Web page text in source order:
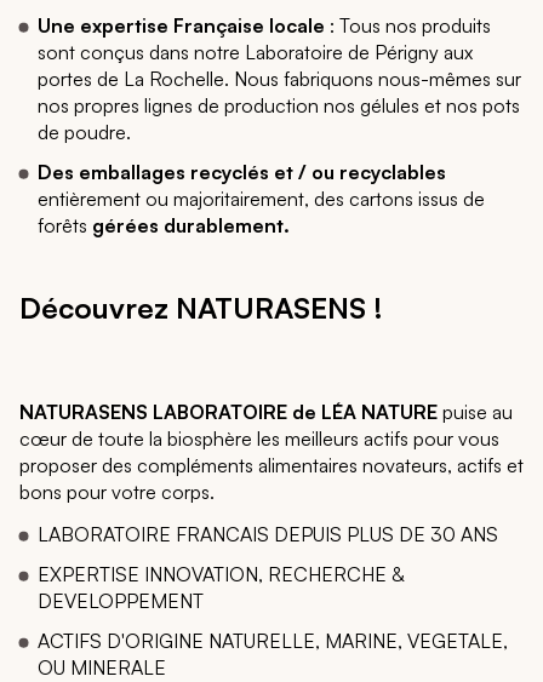
Une expertise Française locale : Tous nos produits
sont conçus dans notre Laboratoire de Périgny aux
portes de La Rochelle. Nous fabriquons nous-mêmes sur
nos propres lignes de production nos gélules et nos pots
de poudre.
Des emballages recyclés et / ou recyclables
entièrement ou majoritairement, des cartons issus de
forêts gérées durablement.
Découvrez NATURASENS !
NATURASENS LABORATOIRE de LÉA NATURE puise au
cœur de toute la biosphère les meilleurs actifs pour vous
proposer des compléments alimentaires novateurs, actifs et
bons pour votre corps.
LABORATOIRE FRANCAIS DEPUIS PLUS DE 30 ANS
EXPERTISE INNOVATION, RECHERCHE &
DEVELOPPEMENT
ACTIFS D'ORIGINE NATURELLE, MARINE, VEGETALE,
OU MINERALE